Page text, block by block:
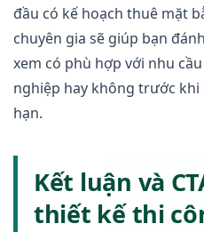
đầu có kế hoạch thuê mặt
chuyên gia sẽ giúp bạn
xem có phù hợp với nhu
nghiệp hay không trước
hạn.
Kết luận và
thiết kế thi